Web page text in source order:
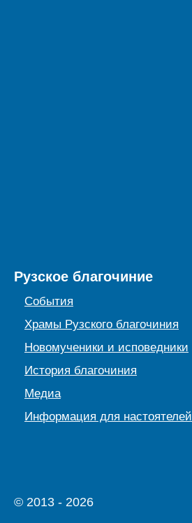
Рузское благочиние
События
Храмы Рузского благочиния
Новомученики и исповедники
История благочиния
Медиа
Информация для настоятелей
© 2013 - 2026